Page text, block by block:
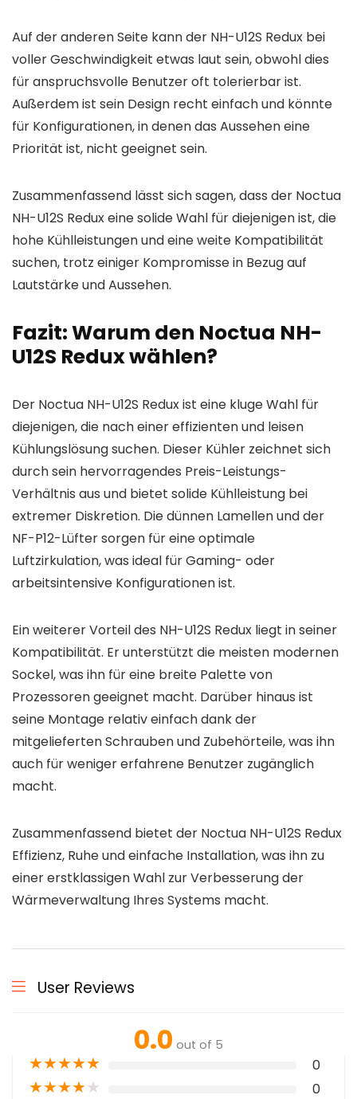
Auf der anderen Seite kann der NH-U12S Redux bei
voller Geschwindigkeit etwas laut sein, obwohl dies
für anspruchsvolle Benutzer oft tolerierbar ist.
Außerdem ist sein Design recht einfach und könnte
für Konfigurationen, in denen das Aussehen eine
Priorität ist, nicht geeignet sein.
Zusammenfassend lässt sich sagen, dass der Noctua
NH-U12S Redux eine solide Wahl für diejenigen ist, die
hohe Kühlleistungen und eine weite Kompatibilität
suchen, trotz einiger Kompromisse in Bezug auf
Lautstärke und Aussehen.
Fazit: Warum den Noctua NH-
U12S Redux wählen?
Der Noctua NH-U12S Redux ist eine kluge Wahl für
diejenigen, die nach einer effizienten und leisen
Kühlungslösung suchen. Dieser Kühler zeichnet sich
durch sein hervorragendes Preis-Leistungs-
Verhältnis aus und bietet solide Kühlleistung bei
extremer Diskretion. Die dünnen Lamellen und der
NF-P12-Lüfter sorgen für eine optimale
Luftzirkulation, was ideal für Gaming- oder
arbeitsintensive Konfigurationen ist.
Ein weiterer Vorteil des NH-U12S Redux liegt in seiner
Kompatibilität. Er unterstützt die meisten modernen
Sockel, was ihn für eine breite Palette von
Prozessoren geeignet macht. Darüber hinaus ist
seine Montage relativ einfach dank der
mitgelieferten Schrauben und Zubehörteile, was ihn
auch für weniger erfahrene Benutzer zugänglich
macht.
Zusammenfassend bietet der Noctua NH-U12S Redux
Effizienz, Ruhe und einfache Installation, was ihn zu
einer erstklassigen Wahl zur Verbesserung der
Wärmeverwaltung Ihres Systems macht.
User Reviews
0.0 out of 5
★★★★★ 0
★★★★★ 0